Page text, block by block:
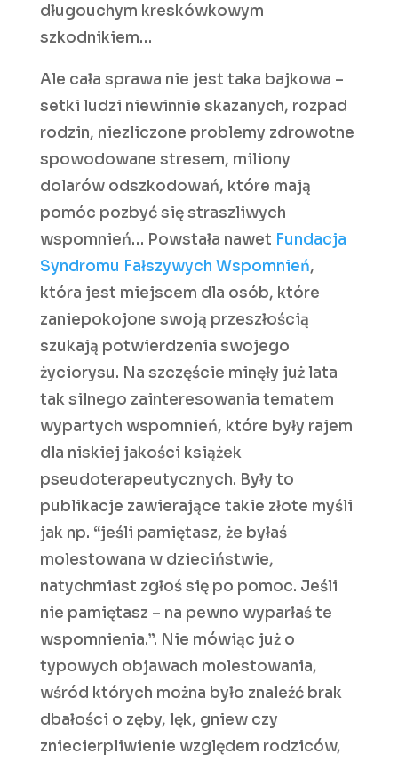
długouchym kreskówkowym
szkodnikiem…
Ale cała sprawa nie jest taka bajkowa –
setki ludzi niewinnie skazanych, rozpad
rodzin, niezliczone problemy zdrowotne
spowodowane stresem, miliony
dolarów odszkodowań, które mają
pomóc pozbyć się straszliwych
wspomnień… Powstała nawet Fundacja
Syndromu Fałszywych Wspomnień,
która jest miejscem dla osób, które
zaniepokojone swoją przeszłością
szukają potwierdzenia swojego
życiorysu. Na szczęście minęły już lata
tak silnego zainteresowania tematem
wypartych wspomnień, które były rajem
dla niskiej jakości książek
pseudoterapeutycznych. Były to
publikacje zawierające takie złote myśli
jak np. “jeśli pamiętasz, że byłaś
molestowana w dzieciństwie,
natychmiast zgłoś się po pomoc. Jeśli
nie pamiętasz – na pewno wyparłaś te
wspomnienia.”. Nie mówiąc już o
typowych objawach molestowania,
wśród których można było znaleźć brak
dbałości o zęby, lęk, gniew czy
zniecierpliwienie względem rodziców,